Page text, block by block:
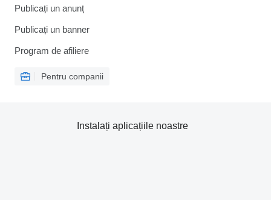
Publicați un anunț
Publicați un banner
Program de afiliere
Pentru companii
Instalați aplicațiile noastre